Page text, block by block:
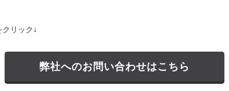
リック↓
弊社へのお問い合わせはこちら